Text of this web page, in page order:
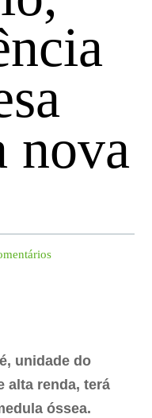
nova
unidade do
alta renda, terá
óssea.